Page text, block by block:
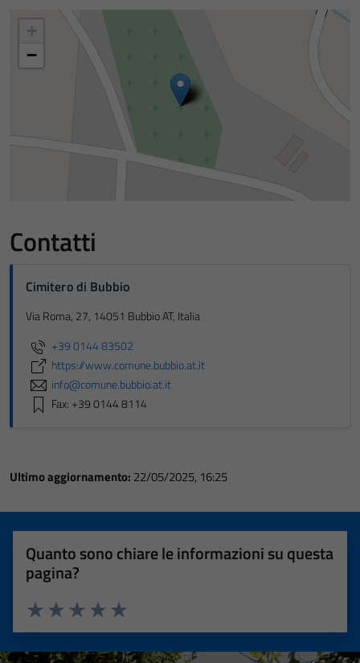
−
Contatti
Cimitero di Bubbio
Via Roma, 27, 14051 Bubbio AT, Italia
+39 0144 83502
https://www.comune.bubbio.at.it
info@comune.bubbio.at.it
Fax: +39 0144 8114
Ultimo aggiornamento: 22/05/2025, 16:25
Quanto sono chiare le informazioni su questa
pagina?
Valuta 5 stelle su 5
Valuta 4 stelle su 5
Valuta 3 stelle su 5
Valuta 2 stelle su 5
Valuta 1 stelle su 5